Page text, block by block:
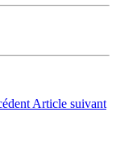
Article suivant